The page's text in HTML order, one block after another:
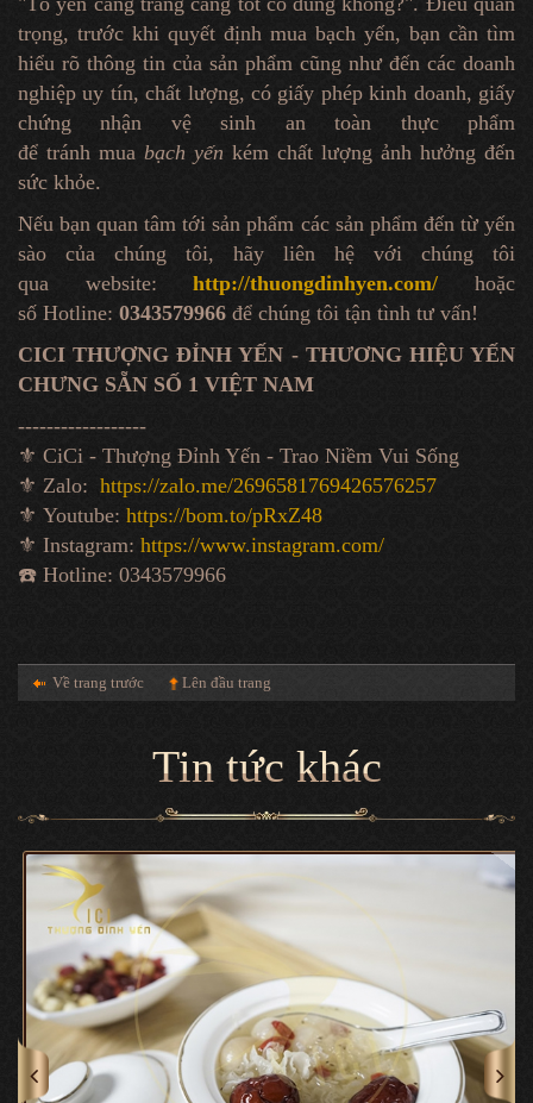
trọng, trước khi quyết định mua bạch yến, bạn cần tìm
hiểu rõ thông tin của sản phẩm cũng như đến các doanh
nghiệp uy tín, chất lượng, có giấy phép kinh doanh, giấy
chứng nhận vệ sinh an toàn thực phẩm
để tránh mua bạch yến kém chất lượng ảnh hưởng đến
sức khỏe.
Nếu bạn quan tâm tới sản phẩm các sản phẩm đến từ yến
sào của chúng tôi, hãy liên hệ với chúng tôi
qua website:http://thuongdinhyen.com/ hoặc
số Hotline: 0343579966 để chúng tôi tận tình tư vấn!
CICI THƯỢNG ĐỈNH YẾN - THƯƠNG HIỆU YẾN
CHƯNG SẴN SỐ 1 VIỆT NAM
------------------
⚜️ CiCi - Thượng Đỉnh Yến - Trao Niềm Vui Sống
⚜️ Zalo: https://zalo.me/2696581769426576257
⚜️ Youtube: https://bom.to/pRxZ48
⚜️ Instagram: https://www.instagram.com/
☎️ Hotline: 0343579966
Về trang trước Lên đầu trang
Tin tức khác